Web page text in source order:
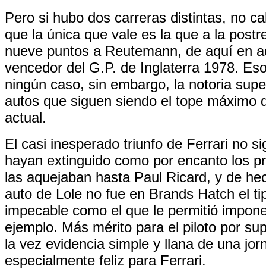
Pero si hubo dos carreras distintas, no
que la única que vale es la que a la
nueve puntos a Reutemann, de aquí en
vencedor del G.P. de Inglaterra 1978.
ningún caso, sin embargo, la notoria
autos que siguen siendo el tope máximo
actual.
El casi inesperado triunfo de Ferrari no
hayan extinguido como por encanto los
las aquejaban hasta Paul Ricard, y de
auto de Lole no fue en Brands Hatch el
impecable como el que le permitió
ejemplo. Más mérito para el piloto por
la vez evidencia simple y llana de una
especialmente feliz para Ferrari.